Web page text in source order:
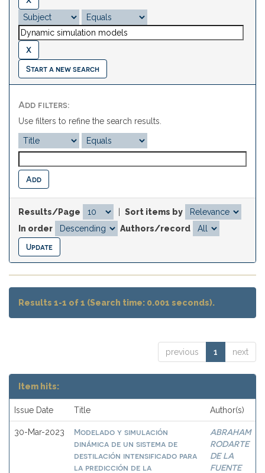
Start a new search
Add filters:
Use filters to refine the search results.
Results/Page
Sort items by
In order
Authors/record
Results 1-1 of 1 (Search time: 0.001 seconds).
previous 1 next
Item hits:
Issue Date Title Author(s)
30-Mar-2023
Modelado y simulación
dinámica de un sistema de
destilación intensificado para
la predicción de la
ABRAHAM
RODARTE
DE LA
FUENTE